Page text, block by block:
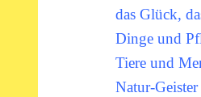
das Glück,
Dinge und
Tiere und
Natur-Geister